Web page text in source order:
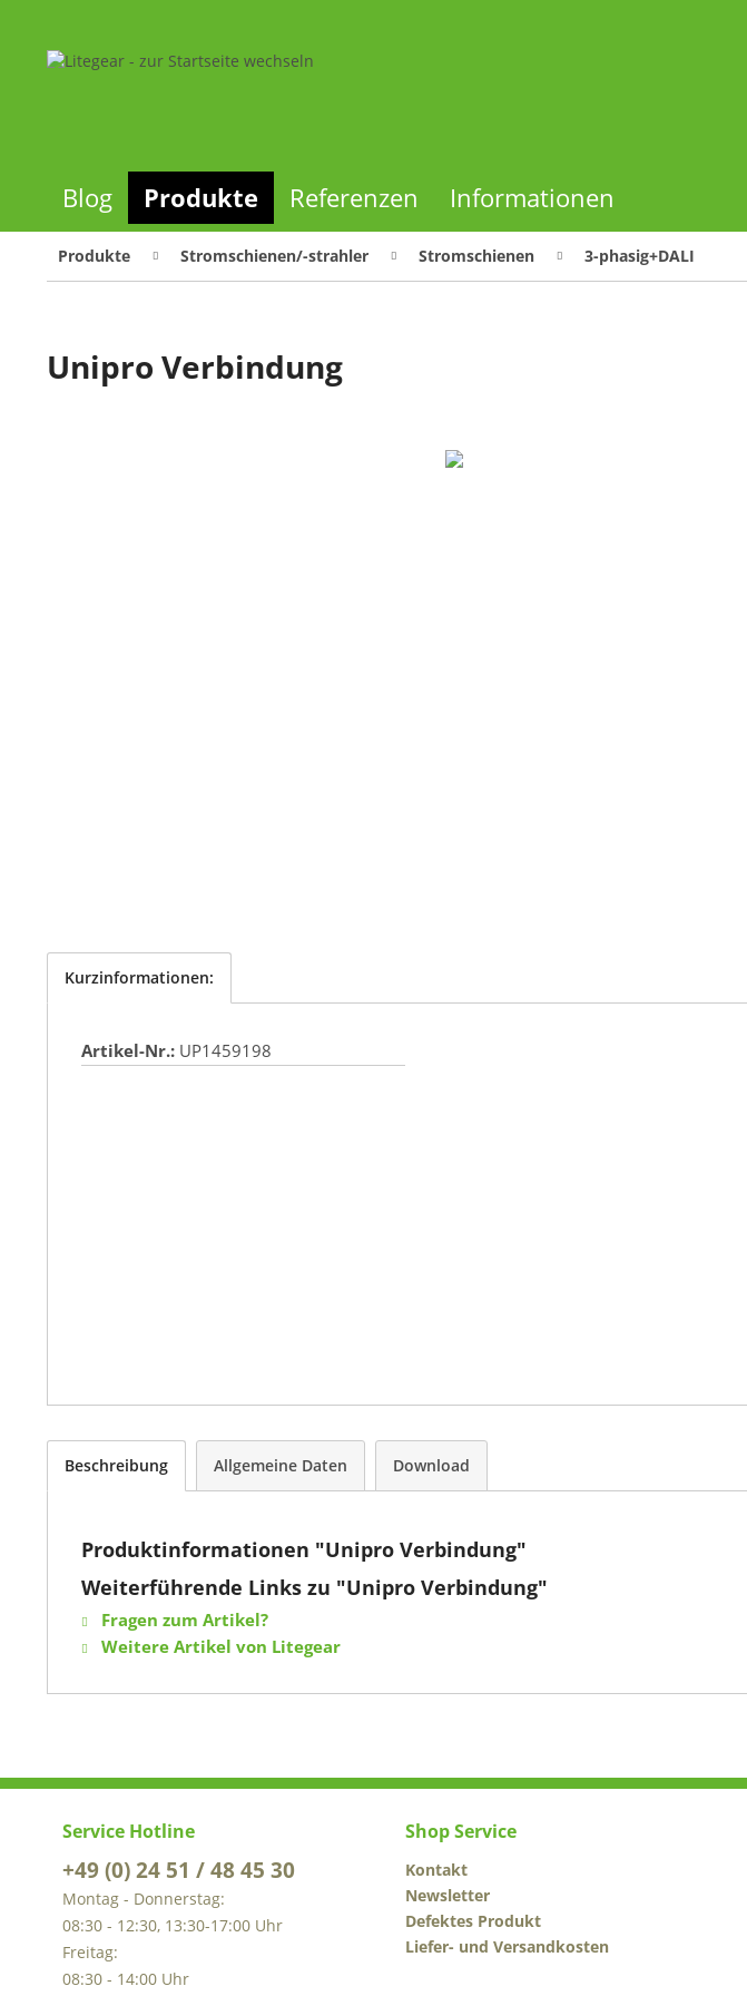
Blog Produkte Referenzen Informationen
Produkte Stromschienen/-strahler Stromschienen 3-phasig+DALI
Unipro Verbindung
Kurzinformationen:
Artikel-Nr.: UP1459198
Beschreibung Allgemeine Daten Download
Produktinformationen "Unipro Verbindung"
Weiterführende Links zu "Unipro Verbindung"
Fragen zum Artikel?
Weitere Artikel von Litegear
Service Hotline
+49 (0) 24 51 / 48 45 30
Montag - Donnerstag:
08:30 - 12:30, 13:30-17:00 Uhr
Freitag:
08:30 - 14:00 Uhr
Shop Service
Kontakt
Newsletter
Defektes Produkt
Liefer- und Versandkosten